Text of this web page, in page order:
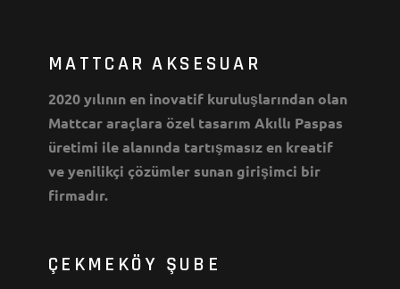
MATTCAR AKSESUAR
2020 yılının en inovatif kuruluşlarından olan
Mattcar araçlara özel tasarım Akıllı Paspas
üretimi ile alanında tartışmasız en kreatif
ve yenilikçi çözümler sunan girişimci bir
firmadır.
ÇEKMEKÖY ŞUBE